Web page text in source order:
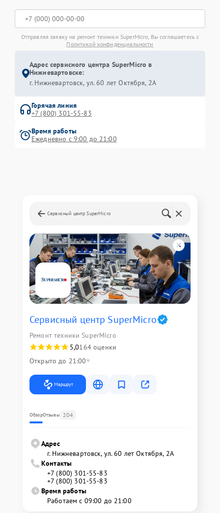
Отправляя заявку на ремонт техники SuperMicro, Вы соглашаетесь с
Политикой конфиденциальности
Адрес сервисного центра SuperMicro в
Нижневартовске:
г. Нижневартовск, ул. 60 лет Октября, 2А
Горячая линия
+7 (800) 301-55-83
Время работы
Ежедневно с 9:00 до 21:00
Сервисный центр SuperMicro
Сервисный центр SuperMicro
Ремонт техники SuperMicro
5,0164 оценки
Открыто до 21:00
Маршрут
ОбзорОтзывы 204
Адрес
г. Нижневартовск, ул. 60 лет Октября, 2А
Контакты
+7 (800) 301-55-83
+7 (800) 301-55-83
Время работы
Работаем с 09:00 до 21:00